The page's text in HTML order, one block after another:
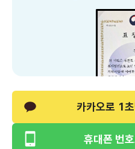
카카오로 1
휴대폰 번